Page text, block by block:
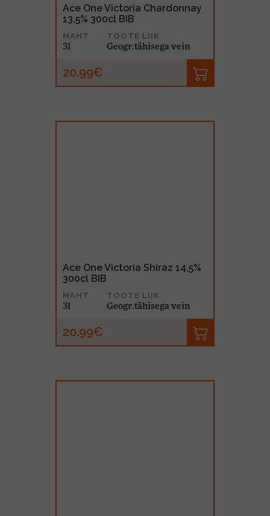
Ace One Victoria Chardonnay
13,5% 300cl BIB
MAHT
3l
TOOTE LIIK
Geogr.tähisega vein
20.99€
Ace One Victoria Shiraz 14,5%
300cl BIB
MAHT
3l
TOOTE LIIK
Geogr.tähisega vein
20.99€